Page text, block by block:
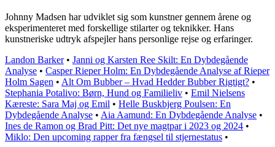
Johnny Madsen har udviklet sig som kunstner gennem årene og
eksperimenteret med forskellige stilarter og teknikker. Hans
kunstneriske udtryk afspejler hans personlige rejse og erfaringer.
Landon Barker• Janni og Karsten Ree Skilt: En Dybdegående
Analyse • Casper Rieper Holm: En Dybdegående Analyse af Rieper
Holm Sagen • Alt Om Bubber – Hvad Hedder Bubber Rigtigt? •
Stephania Potalivo: Børn, Hund og Familieliv • Emil Nielsens
Kæreste: Sara Maj og Emil • Helle Buskbjerg Poulsen: En
Dybdegående Analyse • Aia Aamund: En Dybdegående Analyse •
Ines de Ramon og Brad Pitt: Det nye magtpar i 2023 og 2024 •
Miklo: Den upcoming rapper fra fængsel til stjernestatus •